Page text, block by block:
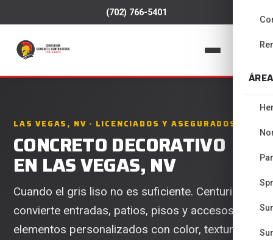
(702) 766-5401
LAS VEGAS, NV · LICENCIADOS Y ASEGURADOS
CONCRETO DECORATIVO
EN LAS VEGAS, NV
Cuando el gris liso no es suficiente. Centurion
convierte entradas, patios, pisos y accesos en
elementos personalizados con color, textura y